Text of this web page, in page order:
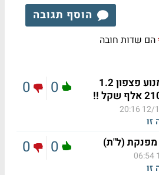
הוסף תגובה
הם שדות חובה
רכב כבד עם מנוע פצפון 1.2
12/
זו
0
0
מפנקת (ל"ת)
זו
0
0